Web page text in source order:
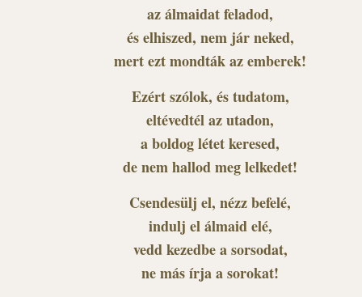
az álmaidat feladod,
és elhiszed, nem jár neked,
mert ezt mondták az emberek!
Ezért szólok, és tudatom,
eltévedtél az utadon,
a boldog létet keresed,
de nem hallod meg lelkedet!
Csendesülj el, nézz befelé,
indulj el álmaid elé,
vedd kezedbe a sorsodat,
ne más írja a sorokat!